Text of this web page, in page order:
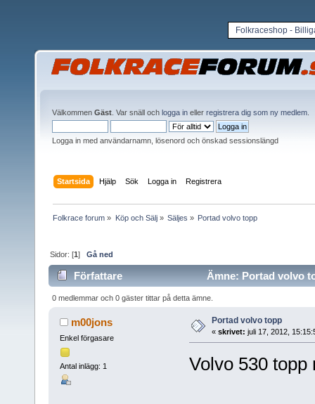
Folkraceshop -
Välkommen Gäst . Var snäll och logga in eller registrera dig som ny medlem
Logga in med användarnamn, lösenord och önskad sessionslängd
Startsida Hjälp Sök Logga in Registrera
Folkrace forum » Köp och Sälj» Säljes » Portad volvo topp
Sidor: [1]Gå ned
Författare Ämne: Portad volvo
0 medlemmar och 0 gäster tittar på detta ämne.
m00jons
Enkel förgasare
Antal inlägg: 1
Portad volvo topp
« skrivet: juli 17, 2012,
Volvo 530 topp